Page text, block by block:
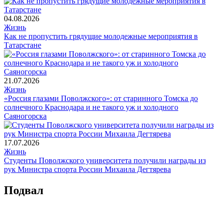
04.08.2026
Жизнь
Как не пропустить грядущие молодежные мероприятия в
Татарстане
21.07.2026
Жизнь
«Россия глазами Поволжского»: от старинного Томска до
солнечного Краснодара и не такого уж и холодного
Саяногорска
17.07.2026
Жизнь
Студенты Поволжского университета получили награды из
рук Министра спорта России Михаила Дегтярева
Подвал